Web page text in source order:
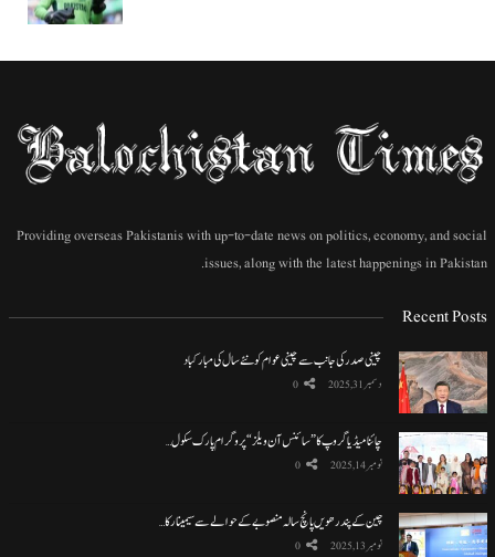
Providing overseas Pakistanis with up-to-date news on politics, economy, and social
issues, along with the latest happenings in Pakistan.
Recent Posts
چینی صدر کی جانب سے چینی عوام کو نئے سال کی مبارکباد
دسمبر 31, 2025 0
چائنا میڈیا گروپ کا ”سائنس آن ویلز“ پروگرام پارک سکول…
نومبر 14, 2025 0
چین کے پندرھویں پانچ سالہ منصوبے کے حوالے سے سیمینار کا…
نومبر 13, 2025 0